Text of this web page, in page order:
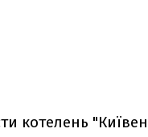
котелень